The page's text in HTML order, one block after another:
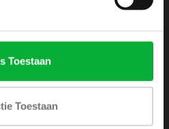
Toestaan
Toestaan
Policy